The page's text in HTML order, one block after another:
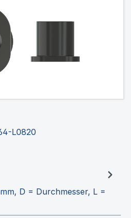
L0820
D = Durchmesser, L =